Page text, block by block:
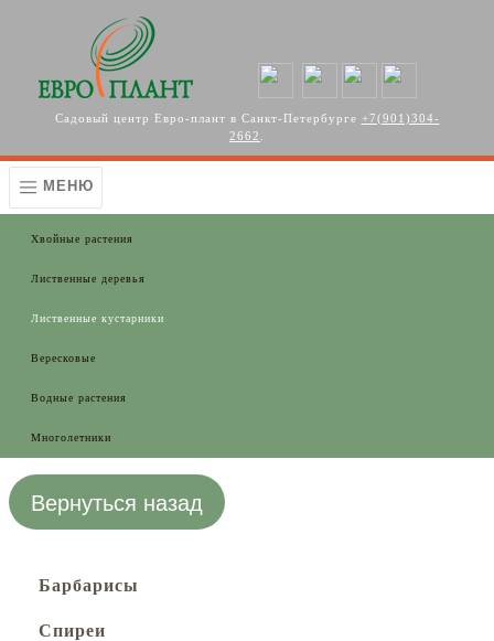
Перейти к основному содержанию
Садовый центр Евро-плант в Санкт-Петербурге +7(901)304-
2662
МЕНЮ
Хвойные растения
Лиственные деревья
Лиственные кустарники
Вересковые
Водные растения
Многолетники
Вернуться назад
Барбарисы
Спиреи